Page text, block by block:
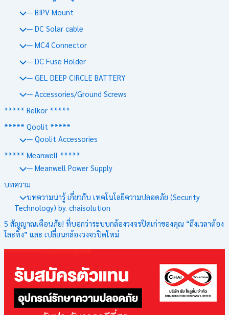
— BIPV Mount
— DC Solar cable
— MC4 Connector
— DC Fuse Holder
— GEL DEEP CIRCLE BATTERY
— Accessories/Ground Screws
***** Relkor *****
***** Qoolit *****
— Qoolit Accessories
***** Meanwell *****
— Meanwell Power Supply
บทความ
บทความน่ารู้ เกี่ยวกับ เทคโนโลยีความปลอดภัย (Security
Technology) by. chaisolution
5 สัญญาณเตือนภัย! ที่บอกว่าระบบกล้องวงจรปิดเก่าของคุณ “ถึงเวลาต้อง
โละทิ้ง” และ เปลี่ยนกล้องวงจรปิดใหม่